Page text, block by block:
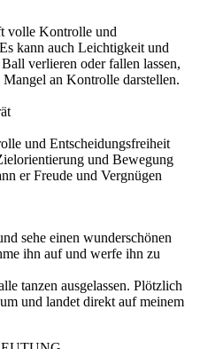
volle Kontrolle und
kann auch Leichtigkeit und
verlieren oder fallen lassen,
an Kontrolle darstellen.
und Entscheidungsfreiheit
und Bewegung
er Freude und Vergnügen
sehe einen wunderschönen
ihn auf und werfe ihn zu
tanzen ausgelassen. Plötzlich
und landet direkt auf meinem